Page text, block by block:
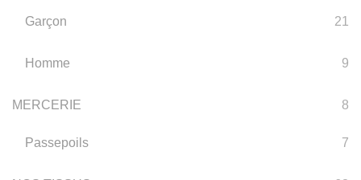
Garçon 21
Homme 9
MERCERIE 8
Passepoils 7